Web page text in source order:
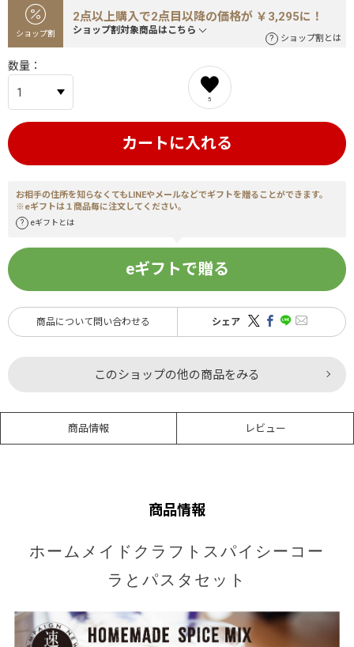
ショップ割
2点以上購入で2点目以降の価格が ￥3,295に！
ショップ割対象商品はこちら
ショップ割とは
数量
5
カートに入れる
お相手の住所を知らなくてもLINEやメールなどでギフトを贈ることができます。
※eギフトは１商品毎に注文してください。
eギフトとは
eギフトで贈る
商品について問い合わせる シェア
このショップの他の商品をみる
商品情報 レビュー
商品情報
ホームメイドクラフトスパイシーコー
ラとパスタセット